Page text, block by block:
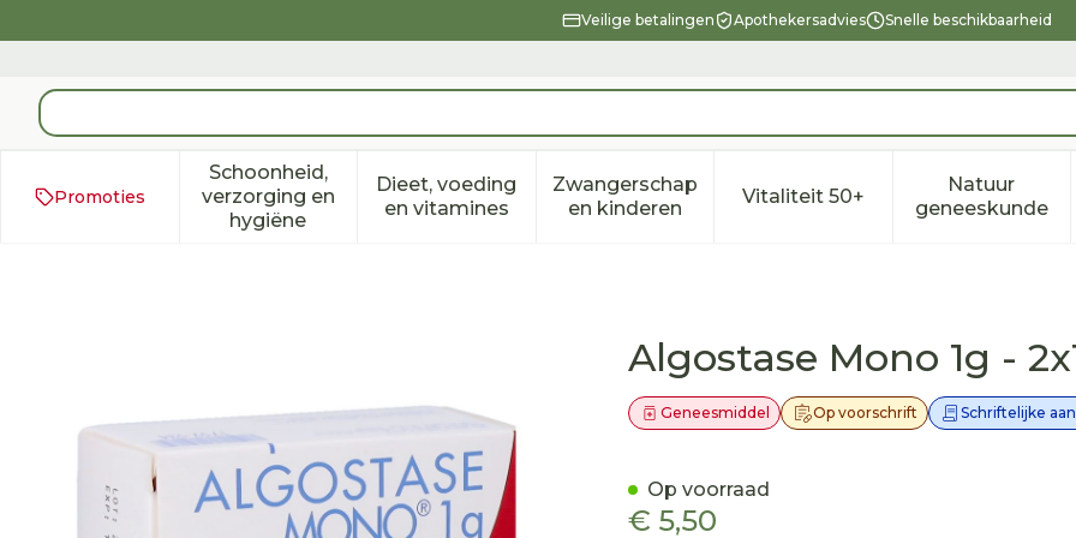
Veilige betalingen Apothekersadvies Snelle beschikbaarheid
Product, merk, categorie...
Promoties
Schoonheid,
verzorging en
hygiëne
Toon submenu voor Schoonheid, verzorging en hygiëne categorie
Dieet, voeding
en vitaminesToon submenu voor Dieet, voeding en vitamines categorie
Zwangerschap
en kinderenToon submenu voor Zwangerschap en
Vitaliteit 50+Toon submenu voor
Natuur
geneeskunde
Toon
Algostase Mono 1g - 2x10 BruistablettenAlgostase Mono 1g -
Op voorschrift
Geneesmiddel Schriftelijke
€ 5,50
Op voorraad